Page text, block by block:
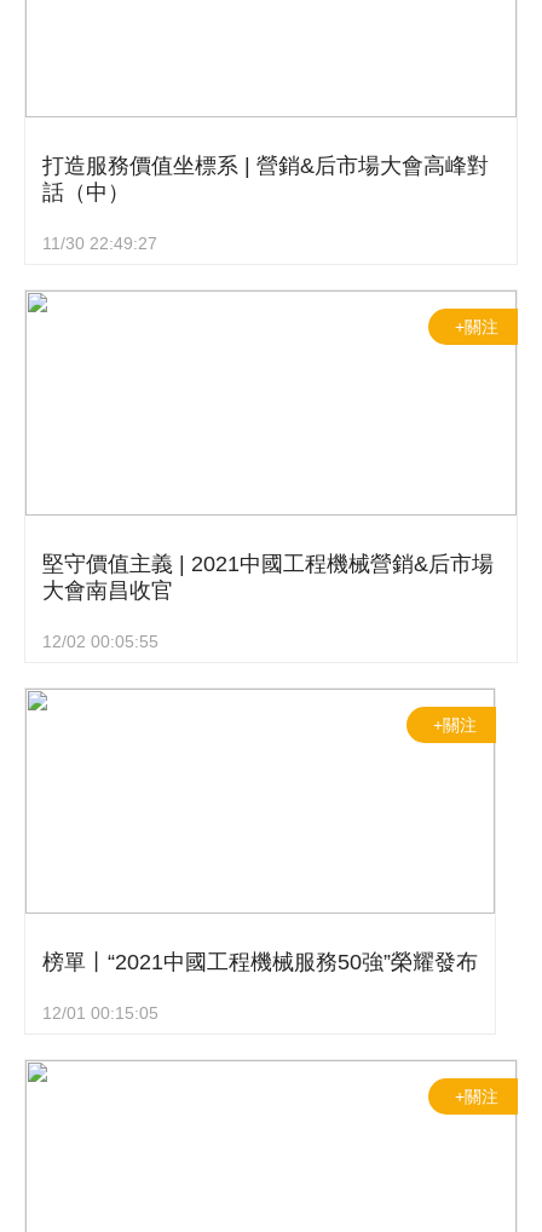
打造服務價值坐標系 | 營銷&后市場大會高峰對
話（中）
11/30 22:49:27
+關注
堅守價值主義 | 2021中國工程機械營銷&后市場
大會南昌收官
12/02 00:05:55
+關注
榜單丨“2021中國工程機械服務50強”榮耀發布
12/01 00:15:05
+關注